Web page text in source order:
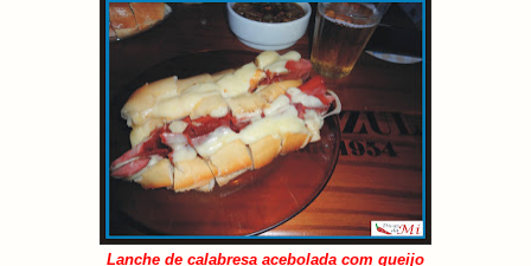
Lanche de calabresa acebolada com queijo